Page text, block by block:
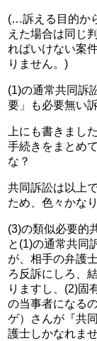
(…訴える目的か
えた場合は同じ
ればいけない案
りません。)
(1)の通常共同訴
要」も必要無い
上にも書きまし
手続きをまとめ
な？
共同訴訟は以上
ため、色々かな
(3)の類似必要的
と(1)の通常共同
が、相手の弁護
ろ反訴にしろ、
りますし、(2)固
の当事者になる
ゲ）さんが『共
護士しかなれま